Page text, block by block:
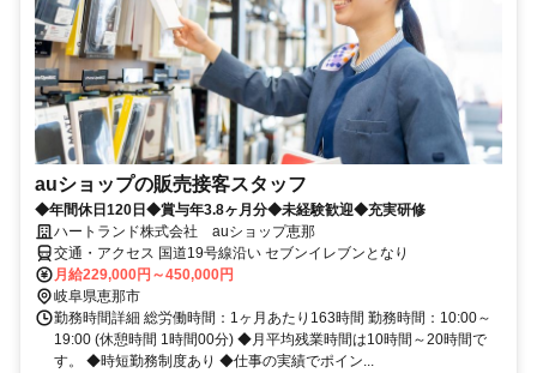
auショップの販売接客スタッフ
◆年間休日120日◆賞与年3.8ヶ月分◆未経験歓迎◆充実研修
ハートランド株式会社 auショップ恵那
交通・アクセス 国道19号線沿い セブンイレブンとなり
月給229,000円～450,000円
岐阜県恵那市
勤務時間詳細 総労働時間：1ヶ月あたり163時間 勤務時間：10:00～
19:00 (休憩時間 1時間00分) ◆月平均残業時間は10時間～20時間で
す。 ◆時短勤務制度あり ◆仕事の実績でポイン...